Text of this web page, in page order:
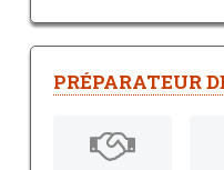
PRÉPARATEUR